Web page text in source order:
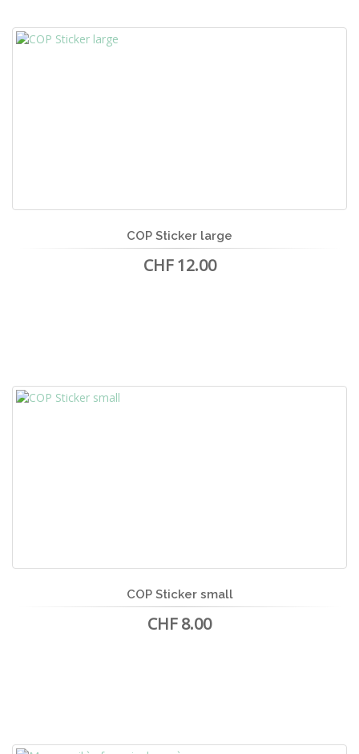
COP Sticker large
CHF 12.00
COP Sticker small
CHF 8.00